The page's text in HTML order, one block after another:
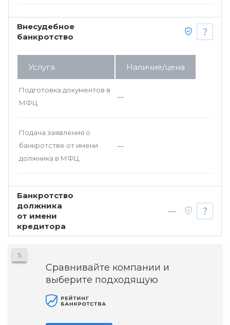
Внесудебное
банкротство
Услуга Наличие/цена
Подготовка документов в
МФЦ
—
Подача заявления о
банкротстве от имени
должника в МФЦ
—
Банкротство
должника
от имени
кредитора
—
5
Сравнивайте компании и
выберите подходящую